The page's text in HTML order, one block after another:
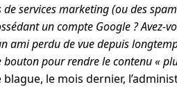
services marketing (ou des
un compte Google ? Avez-
ami perdu de vue depuis
pour rendre le contenu «
le mois dernier,